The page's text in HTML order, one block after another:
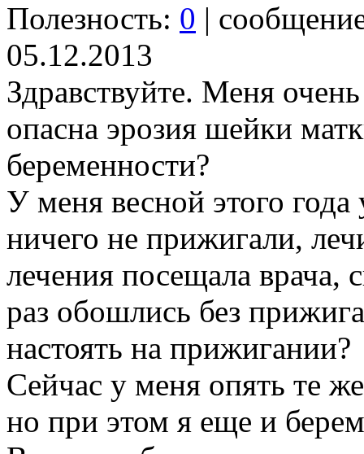
Полезность: 0 |
05.12.2013
Здравствуйте. Меня
опасна эрозия шейки
беременности?
У меня весной этого
ничего не прижигали,
лечения посещала врача,
раз обошлись без
настоять на прижигании?
Сейчас у меня опять те
но при этом я еще и